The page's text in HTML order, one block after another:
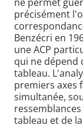
précisément
Benzécri en
une ACP
qui ne dépend
tableau.
premiers axes
simultanée,
tableau et de